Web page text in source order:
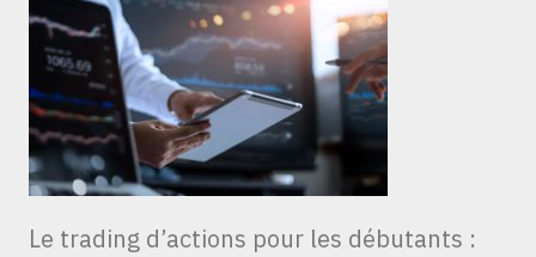
Le trading d’actions pour les débutants :